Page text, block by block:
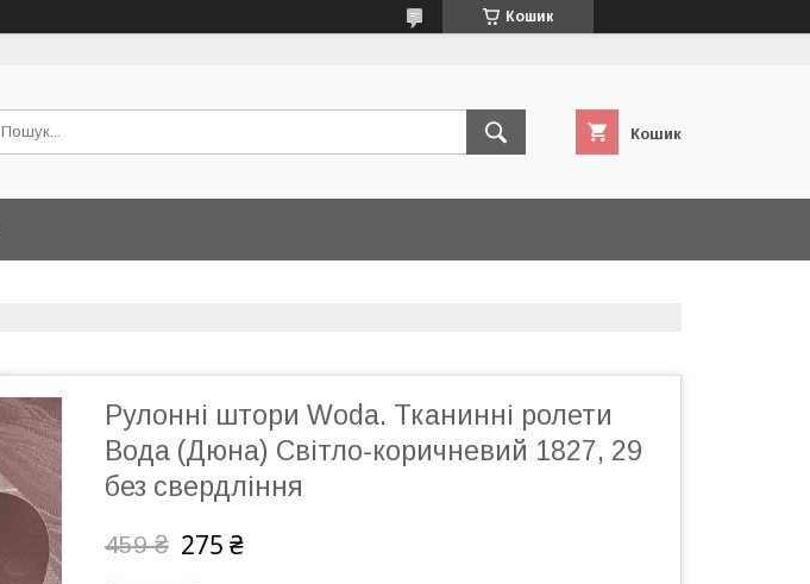
Кошик
Кошик
Рулонні штори Woda. Тканинні ролети
Вода (Дюна) Світло-коричневий 1827, 29
без свердління
459 ₴ 275 ₴